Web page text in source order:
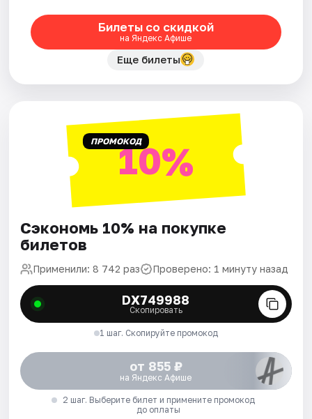
Билеты со скидкой
на Яндекс Афише
Еще билеты
ПРОМОКОД10%
Сэкономь 10% на покупке
билетов
Применили: 8 742 раз Проверено: 1 минуту назад
DX749988
Скопировать
1 шаг. Скопируйте промокод
от 855 ₽
на Яндекс Афише
2 шаг. Выберите билет и примените промокод
до оплаты